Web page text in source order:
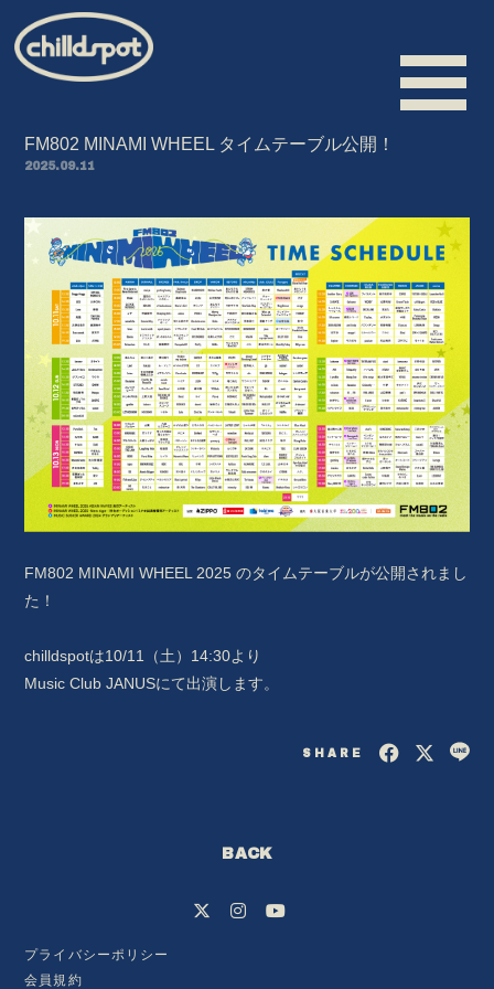
HOME
INFORMATION
SCHEDULE
BIOGRAPHY
VIDEO
DISCOGRAPHY
MERCHANDISE
CONTACT
BLOG
FM802 MINAMI WHEEL タイムテーブル公開！
2025.09.11
FM802 MINAMI WHEEL 2025 のタイムテーブルが公開されまし
た！
chilldspotは10/11（土）14:30より
Music Club JANUSにて出演します。
SHARE
BACK
プライバシーポリシー
会員規約